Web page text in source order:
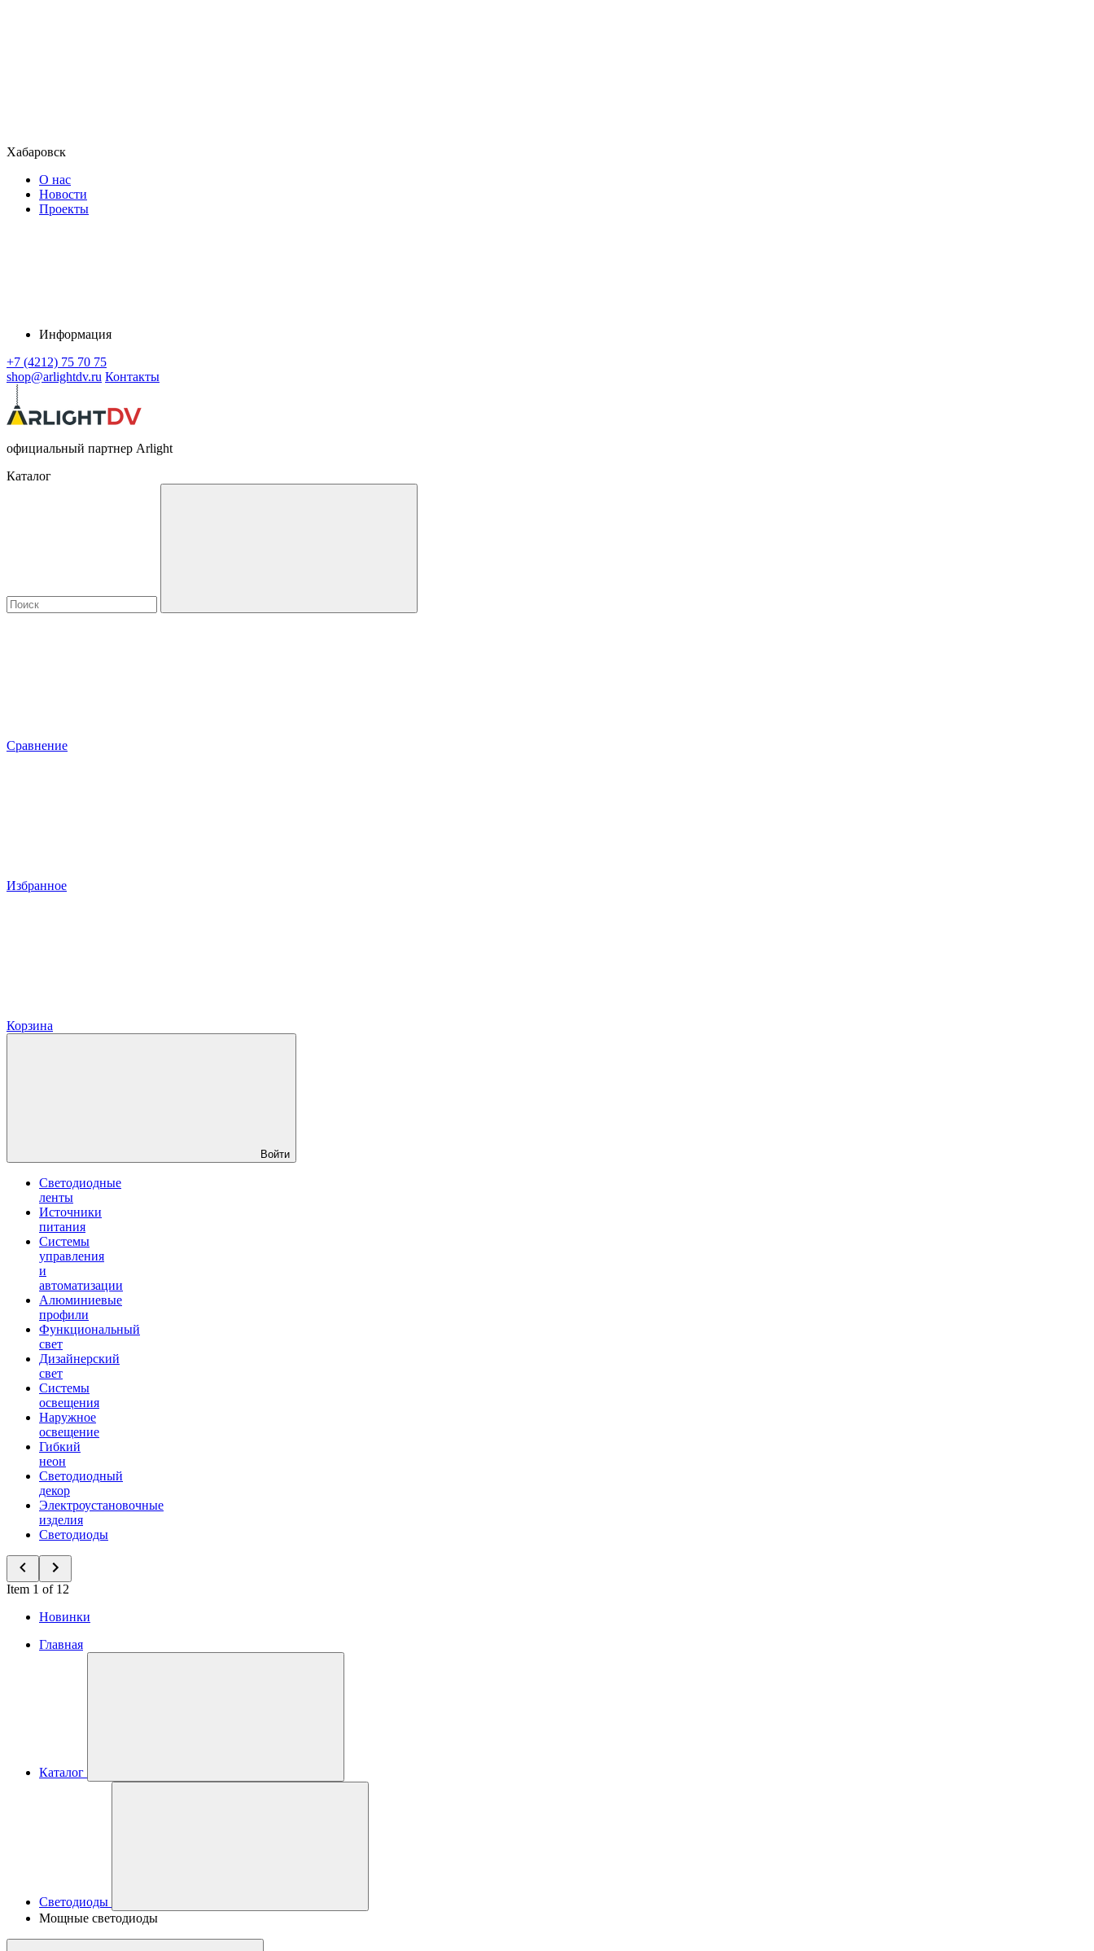
Хабаровск
О нас
Новости
Проекты
Информация
+7 (4212) 75 70 75
shop@arlightdv.ru Контакты
официальный партнер Arlight
Каталог
Сравнение
Избранное
Корзина
Войти
Светодиодные
ленты
Источники
питания
Системы
управления
и
автоматизации
Алюминиевые
профили
Функциональный
свет
Дизайнерский
свет
Системы
освещения
Наружное
освещение
Гибкий
неон
Светодиодный
декор
Электроустановочные
изделия
Светодиоды
Item 1 of 12
Новинки
Главная
Каталог
Светодиоды
Мощные светодиоды